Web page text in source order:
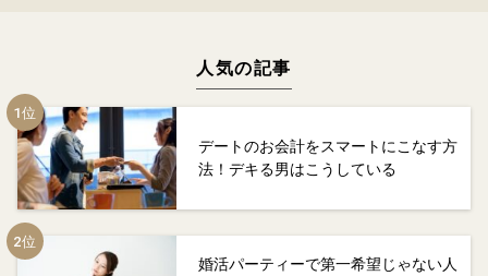
人気の記事
デートのお会計をスマートにこなす方
法！デキる男はこうしている
婚活パーティーで第一希望じゃない人